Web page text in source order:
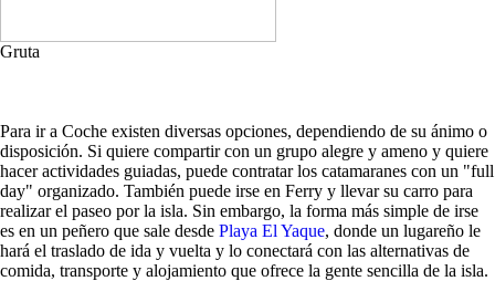
Gruta
Para ir a Coche existen diversas opciones, dependiendo de su ánimo o
disposición. Si quiere compartir con un grupo alegre y ameno y quiere
hacer actividades guiadas, puede contratar los catamaranes con un "full
day" organizado. También puede irse en Ferry y llevar su carro para
realizar el paseo por la isla. Sin embargo, la forma más simple de irse
es en un peñero que sale desde Playa El Yaque, donde un lugareño le
hará el traslado de ida y vuelta y lo conectará con las alternativas de
comida, transporte y alojamiento que ofrece la gente sencilla de la isla.